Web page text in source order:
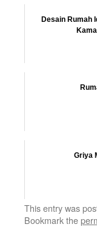
Desain Rumah
Griya
This entry was
Bookmark the